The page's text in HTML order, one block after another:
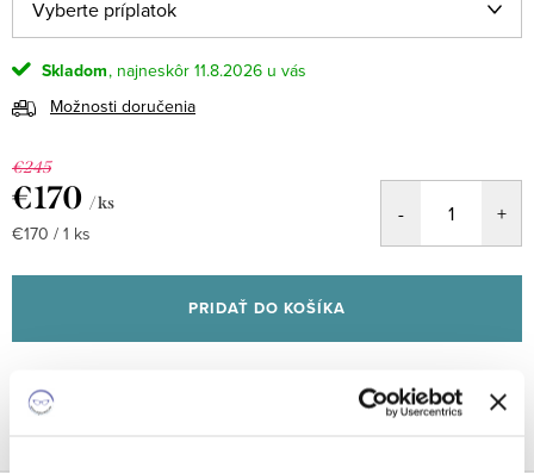
Skladom
11.8.2026
Možnosti doručenia
€245
€170 / ks
Jednotková
€170 / 1 ks
PRIDAŤ DO KOŠÍKA
2915